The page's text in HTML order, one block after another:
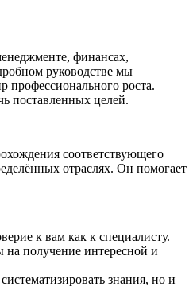
финансах,
руководстве мы
профессионального роста.
поставленных целей.
соответствующего
отраслях. Он помогает
к вам как к специалисту.
получение интересной и
знания, но и